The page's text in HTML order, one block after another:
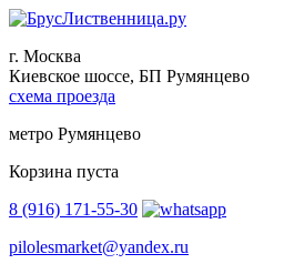
г. Москва
Киевское шоссе, БП Румянцево
схема проезда
метро Румянцево
Корзина пуста
8 (916) 171-55-30
pilolesmarket@yandex.ru